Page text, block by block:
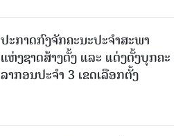
ປະກາດກົງຈັກຄະນະປະຈໍາສະພາ
ແຫ່ງຊາດສ້າງຕັ້ງ ແລະ ແຕ່ງຕັ້ງບຸກຄະ
ລາກອນປະຈໍາ 3 ເຂດເລືອກຕັ້ງ